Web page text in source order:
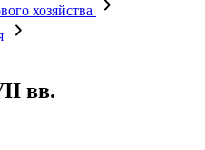
хозяйства
вв.